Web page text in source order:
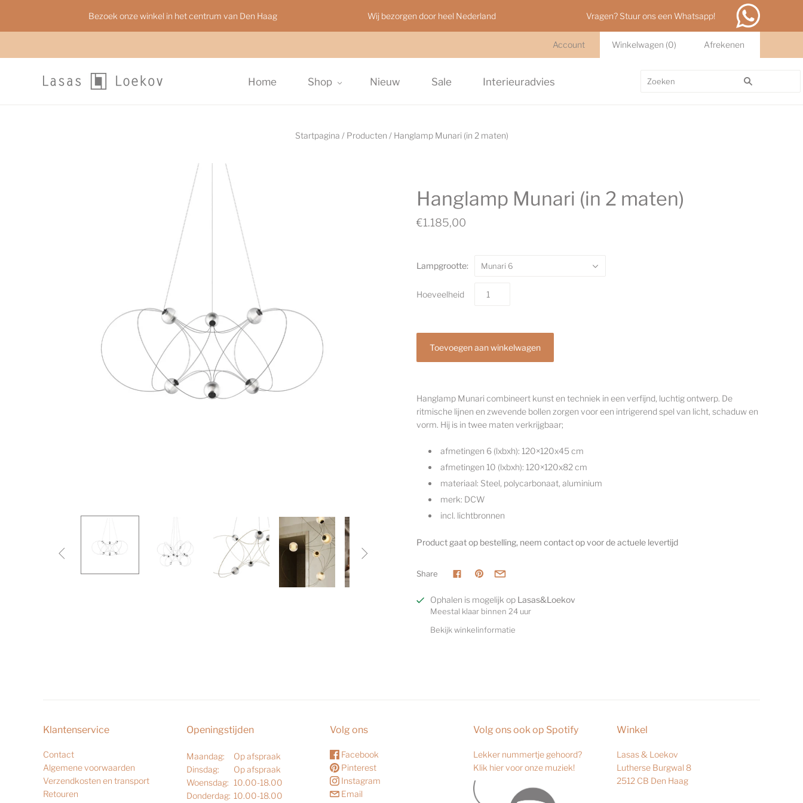
Bezoek onze winkel in het centrum van Den Haag Wij bezorgen door heel Nederland Vragen? Stuur ons een Whatsapp!
Account Winkelwagen (0) Afrekenen
Home Shop Nieuw Sale Interieuradvies
Startpagina / Producten / Hanglamp Munari (in 2 maten)
 
Hanglamp Munari (in 2 maten)
€1.185,00
Lampgrootte: Munari 6
Hoeveelheid
Hanglamp Munari combineert kunst en techniek in een verfijnd, luchtig ontwerp. De
ritmische lijnen en zwevende bollen zorgen voor een intrigerend spel van licht, schaduw en
vorm. Hij is in twee maten verkrijgbaar;
afmetingen 6 (lxbxh): 120×120x45 cm
afmetingen 10 (lxbxh): 120×120x82 cm
materiaal: Steel, polycarbonaat, aluminium
merk: DCW
incl. lichtbronnen
Product gaat op bestelling, neem contact op voor de actuele levertijd
Share
Ophalen is mogelijk op Lasas&Loekov
Meestal klaar binnen 24 uur
Bekijk winkelinformatie
Klantenservice
Contact
Algemene voorwaarden
Verzendkosten en transport
Retouren
Openingstijden
Maandag:
Op afspraak
Dinsdag:
Op afspraak
Woensdag: 10.00-18.00
Donderdag: 10.00-18.00
Volg ons
Facebook
Pinterest
Instagram
Email
Volg ons ook op Spotify
Lekker nummertje gehoord?
Klik hier voor onze muziek!
Winkel
Lasas & Loekov
Lutherse Burgwal 8
2512 CB Den Haag